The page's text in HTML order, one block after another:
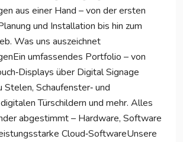
aus einer Hand – von der ersten
und Installation bis hin zum
Was uns auszeichnet
umfassendes Portfolio – von
über Digital Signage
Stelen, Schaufenster‑ und
Türschildern und mehr. Alles
abgestimmt – Hardware, Software
Cloud‑SoftwareUnsere